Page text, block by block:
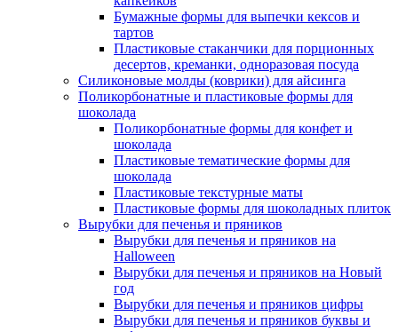
Бумажные формы для выпечки кексов и
тартов
Пластиковые стаканчики для порционных
десертов, креманки, одноразовая посуда
Силиконовые молды (коврики) для айсинга
Поликорбонатные и пластиковые формы для
шоколада
Поликорбонатные формы для конфет и
шоколада
Пластиковые тематические формы для
шоколада
Пластиковые текстурные маты
Пластиковые формы для шоколадных плиток
Вырубки для печенья и пряников
Вырубки для печенья и пряников на
Halloween
Вырубки для печенья и пряников на Новый
год
Вырубки для печенья и пряников цифры
Вырубки для печенья и пряников буквы и